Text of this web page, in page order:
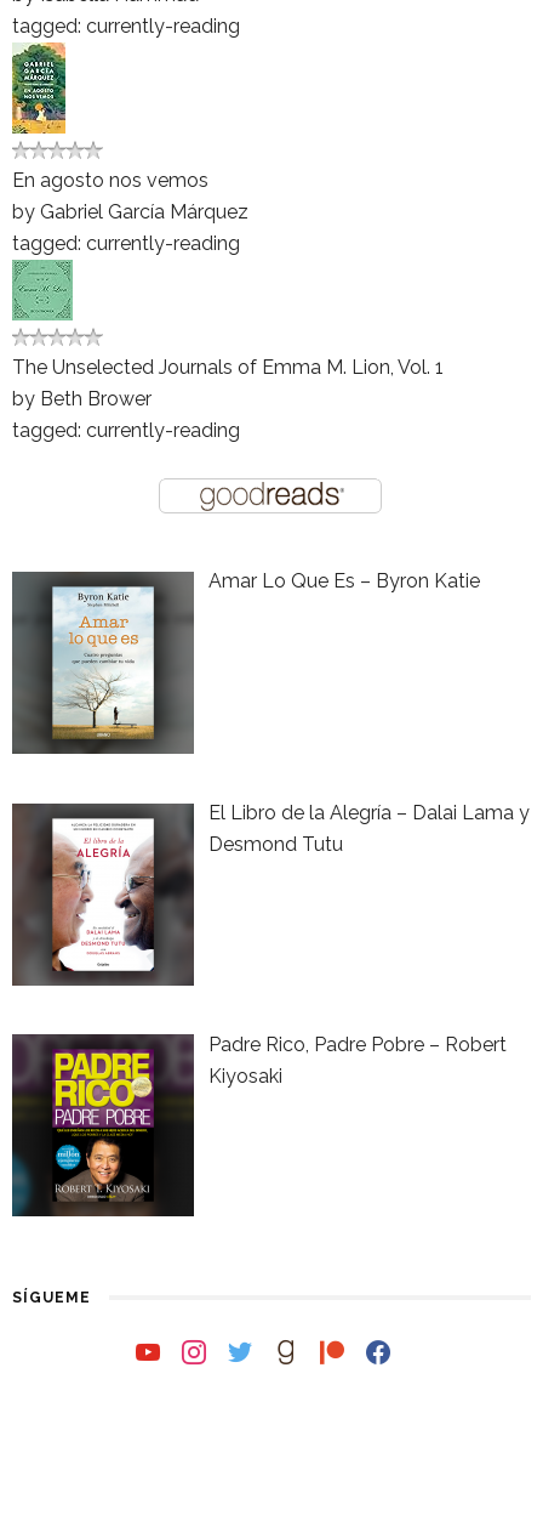
tagged: currently-reading
En agosto nos vemos
by Gabriel García Márquez
tagged: currently-reading
The Unselected Journals of Emma M. Lion, Vol. 1
by Beth Brower
tagged: currently-reading
Amar Lo Que Es – Byron Katie
El Libro de la Alegría – Dalai Lama y
Desmond Tutu
Padre Rico, Padre Pobre – Robert
Kiyosaki
SÍGUEME
youtubeinstagramtwittergoodreads
patreonfacebook